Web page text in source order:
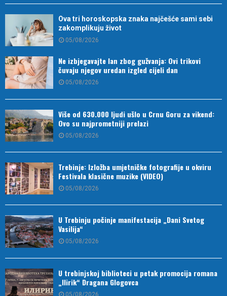
Ova tri horoskopska znaka najčešće sami sebi
zakomplikuju život
05/08/2026
Ne izbjegavajte lan zbog gužvanja: Ovi trikovi
čuvaju njegov uredan izgled cijeli dan
05/08/2026
Više od 630.000 ljudi ušlo u Crnu Goru za vikend:
Ovo su najprometniji prelazi
05/08/2026
Trebinje: Izložba umjetničke fotografije u okviru
Festivala klasične muzike (VIDEO)
05/08/2026
U Trebinju počinje manifestacija „Dani Svetog
Vasilija“
05/08/2026
U trebinjskoj biblioteci u petak promocija romana
„Ilirik“ Dragana Glogovca
05/08/2026